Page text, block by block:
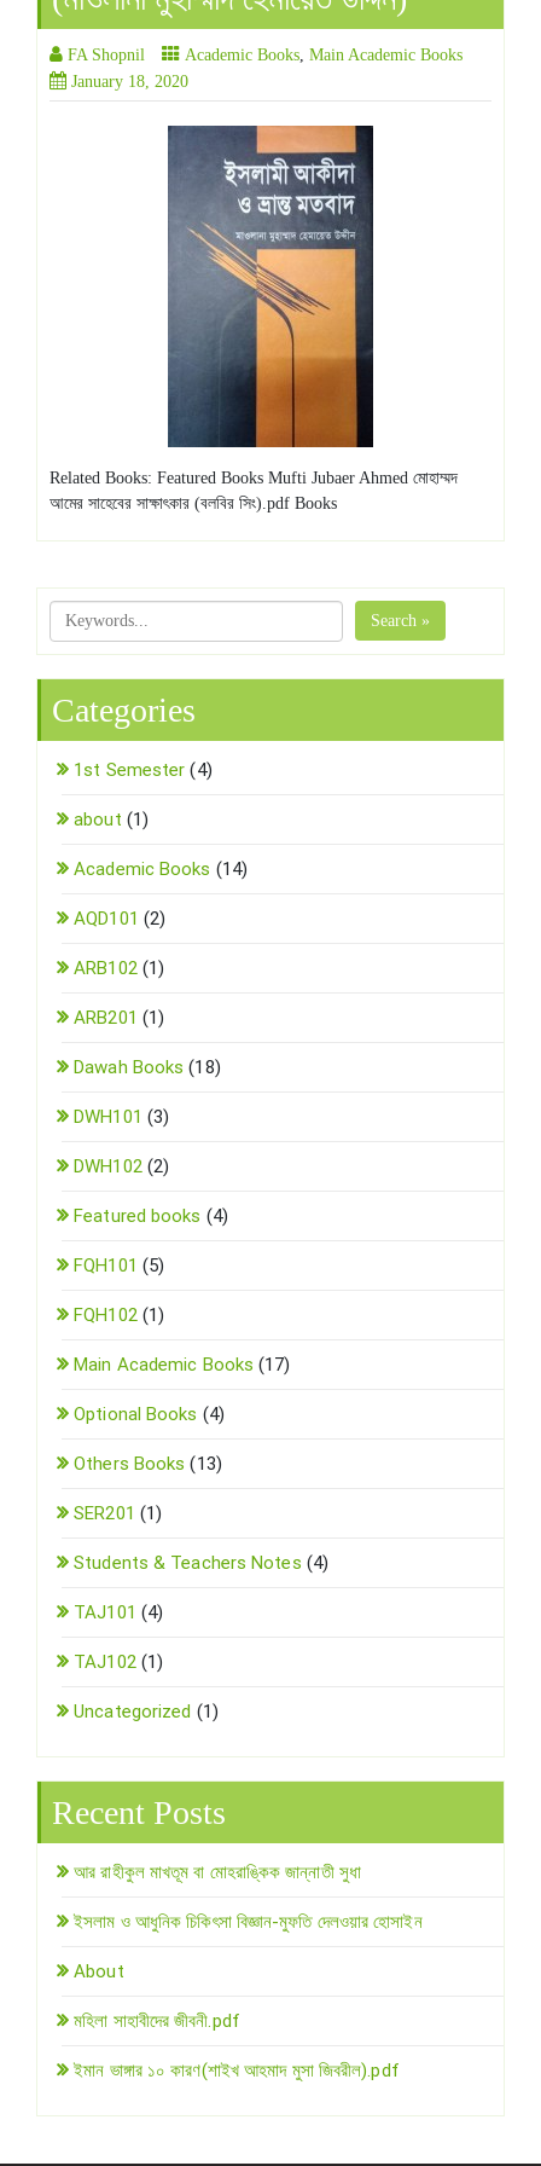
FA Shopnil Academic Books Main Academic Books
January 18, 2020
Related Books: Featured Books Mufti Jubaer Ahmed মোহাম্মদ
আমের সাহেবের সাক্ষাৎকার (বলবির সিং).pdf Books
Search »
Categories
1st Semester (4)
about (1)
Academic Books (14)
AQD101 (2)
ARB102(1)
ARB201 (1)
Dawah Books (18)
DWH101 (3)
DWH102(2)
Featured books (4)
FQH101 (5)
FQH102(1)
Main Academic Books (17)
Optional Books (4)
Others Books (13)
SER201 (1)
Students & Teachers Notes (4)
TAJ101 (4)
TAJ102(1)
Uncategorized (1)
Recent Posts
আর রাহীকুল মাখতূম বা মোহরাঙ্কিক জান্নাতী সুধা
ইসলাম ও আধুনিক চিকিৎসা বিজ্ঞান-মুফতি দেলওয়ার হোসাইন
About
মহিলা সাহাবীদের জীবনী.pdf
ইমান ভাঙ্গার ১০ কারণ(শাইখ আহমাদ মুসা জিবরীল).pdf